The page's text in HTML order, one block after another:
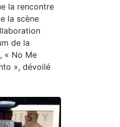
la rencontre
la scène
de la
« No Me
», dévoilé